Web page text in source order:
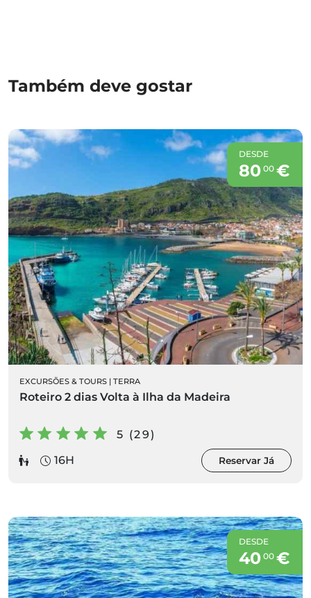
Também deve gostar
DESDE
80 00€
EXCURSÕES & TOURS | TERRA
Roteiro 2 dias Volta à Ilha da Madeira
5 (29)
16H
Reservar Já
DESDE
40 00€